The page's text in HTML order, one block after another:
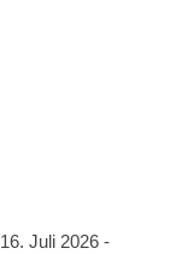
16. Juli 2026 -